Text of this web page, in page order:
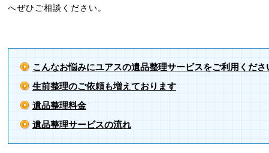
へぜひご相談ください。
こんなお悩みにユアスの遺品整理サービスをご利用くださ
生前整理のご依頼も増えております
遺品整理料金
遺品整理サービスの流れ